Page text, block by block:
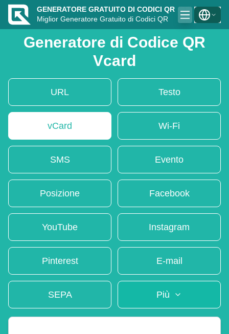
GENERATORE GRATUITO DI CODICI QR
Miglior Generatore Gratuito di Codici QR
Generatore di Codice QR
Vcard
URL Testo
vCard Wi-Fi
SMS Evento
Posizione Facebook
YouTube Instagram
Pinterest E-mail
SEPA Più